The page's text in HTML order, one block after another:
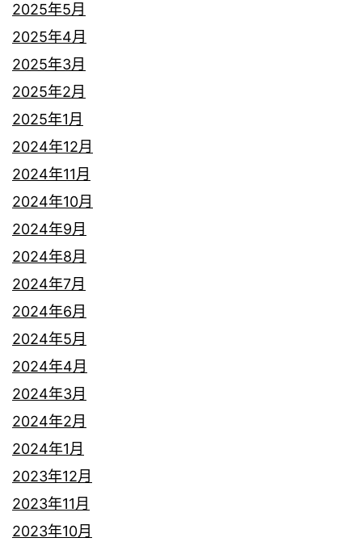
2025年5月
2025年4月
2025年3月
2025年2月
2025年1月
2024年12月
2024年11月
2024年10月
2024年9月
2024年8月
2024年7月
2024年6月
2024年5月
2024年4月
2024年3月
2024年2月
2024年1月
2023年12月
2023年11月
2023年10月